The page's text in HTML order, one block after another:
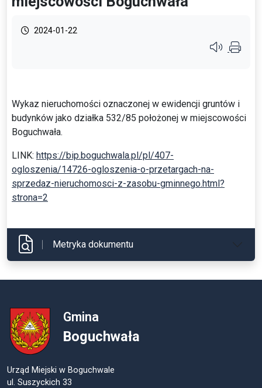
2024-01-22
Przycisk
Wykaz nieruchomości oznaczonej w ewidencji gruntów i
budynków jako działka 532/85 położonej w miejscowości
Boguchwała.
LINK: https://bip.boguchwala.pl/pl/407-
ogloszenia/14726-ogloszenia-o-przetargach-na-
sprzedaz-nieruchomosci-z-zasobu-gminnego.html?
strona=2
Metryka dokumentu
Gmina
Boguchwała
Urząd Miejski w Boguchwale
ul. Suszyckich 33